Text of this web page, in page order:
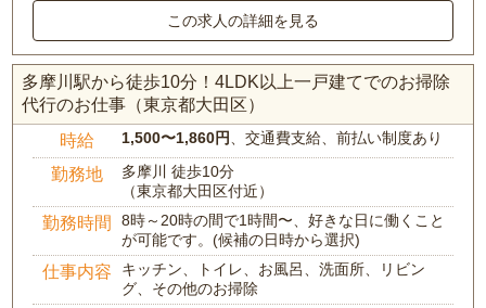
この求人の詳細を見る
多摩川駅から徒歩10分！4LDK以上一戸建てでのお掃除
代行のお仕事（東京都大田区）
時給 1,500〜1,860円 、交通費支給、前払い制度あり
勤務地
多摩川 徒歩10分
（東京都大田区付近）
勤務時間
8時～20時の間で1時間〜、好きな日に働くこと
が可能です。(候補の日時から選択)
仕事内容
キッチン、トイレ、お風呂、洗面所、リビン
グ、その他のお掃除